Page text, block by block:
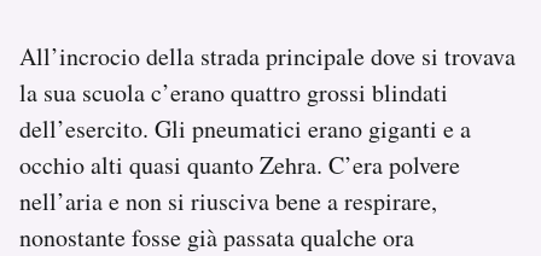
All’incrocio della strada principale dove si trovava
la sua scuola c’erano quattro grossi blindati
dell’esercito. Gli pneumatici erano giganti e a
occhio alti quasi quanto Zehra. C’era polvere
nell’aria e non si riusciva bene a respirare,
nonostante fosse già passata qualche ora